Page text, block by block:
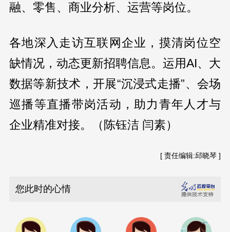
融、零售、商业分析、运营等岗位。
各地深入走访互联网企业，摸清岗位空
缺情况，动态更新招聘信息。运用AI、大
数据等新技术，开展“沉浸式走播”、会场
巡播等直播带岗活动，助力青年人才与
企业精准对接。（陈钰洁 闫素）
[ 责任编辑:邱晓琴 ]
您此时的心情